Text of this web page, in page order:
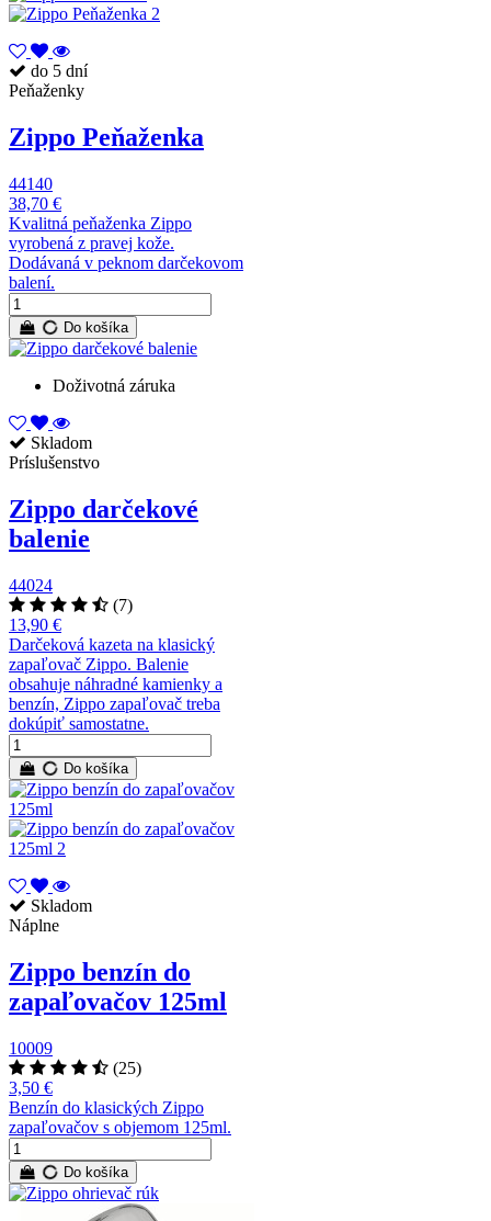
do 5 dní
Peňaženky
Zippo Peňaženka
44140
38,70 €
Kvalitná peňaženka Zippo
vyrobená z pravej kože.
Dodávaná v peknom darčekovom
balení.
Do košíka
Doživotná záruka
Skladom
Príslušenstvo
Zippo darčekové
balenie
44024
(7)
13,90 €
Darčeková kazeta na klasický
zapaľovač Zippo. Balenie
obsahuje náhradné kamienky a
benzín, Zippo zapaľovač treba
dokúpiť samostatne.
Do košíka
Skladom
Náplne
Zippo benzín do
zapaľovačov 125ml
10009
(25)
3,50 €
Benzín do klasických Zippo
zapaľovačov s objemom 125ml.
Do košíka